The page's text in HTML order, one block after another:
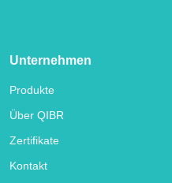
Unternehmen
Produkte
Über QIBR
Zertifikate
Kontakt